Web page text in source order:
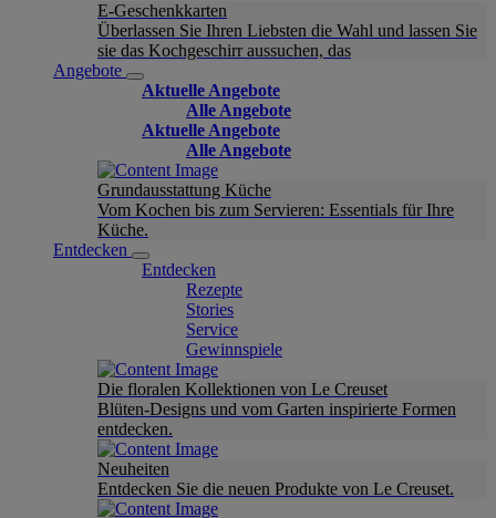
E-Geschenkkarten
Überlassen Sie Ihren Liebsten die Wahl und lassen Sie
sie das Kochgeschirr aussuchen, das
Angebote
Aktuelle Angebote
Alle Angebote
Aktuelle Angebote
Alle Angebote
Grundausstattung Küche
Vom Kochen bis zum Servieren: Essentials für Ihre
Küche.
Entdecken
Entdecken
Rezepte
Stories
Service
Gewinnspiele
Die floralen Kollektionen von Le Creuset
Blüten-Designs und vom Garten inspirierte Formen
entdecken.
Neuheiten
Entdecken Sie die neuen Produkte von Le Creuset.